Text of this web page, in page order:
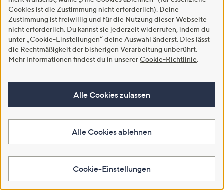
Versand gratis
STEFFEN SCHRAUT Jeggings,
knöchellang Rundumdehnbund
Gürtelschlaufen sehr schmales
€ 49,99
In den Warenkorb
Versand gratis
STEFFEN SCHRAUT Jeansjacke
aufgesetzte Taschen Kragen mit
Fransen figurbetont
5
Cookies ist die Zustimmung nicht erforderlich). Deine
Zustimmung ist freiwillig und für die Nutzung dieser Webseite
nicht erforderlich. Du kannst sie jederzeit widerrufen, indem du
unter „Cookie-Einstellungen“ deine Auswahl änderst. Dies lässt
die Rechtmäßigkeit der bisherigen Verarbeitung unberührt.
Mehr Informationen findest du in unserer Cookie-Richtlinie
Alle Cookies zulassen
Alle Cookies ablehnen
Cookie-Einstellungen